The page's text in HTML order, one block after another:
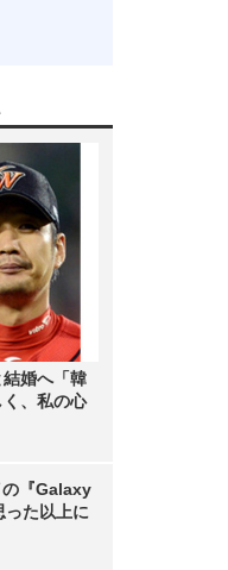
婚へ「韓
、私の心
『Galaxy
た以上に